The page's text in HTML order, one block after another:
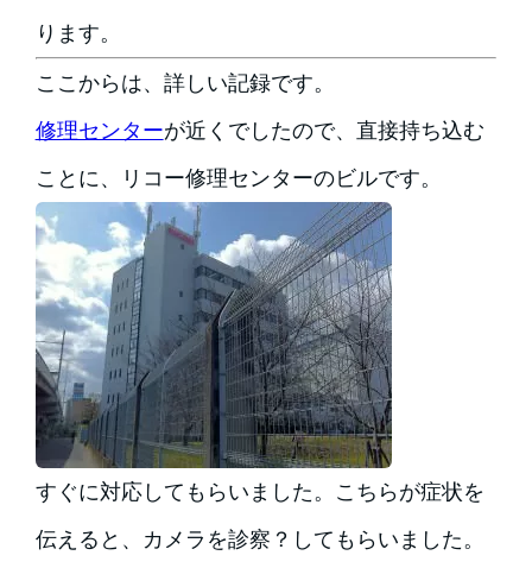
ります。
ここからは、詳しい記録です。
修理センターが近くでしたので、直接持ち込む
ことに、リコー修理センターのビルです。
すぐに対応してもらいました。こちらが症状を
伝えると、カメラを診察？してもらいました。